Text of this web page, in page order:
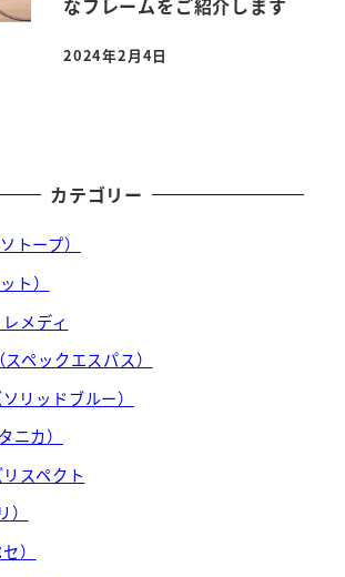
投稿日
2024年2月4日
カテゴリー
トープ）
ト）
メディ
ペックエスパス）
リッドブルー）
ニカ）
スペクト
）